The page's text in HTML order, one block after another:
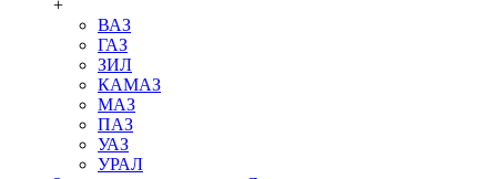
+
ВАЗ
ГАЗ
ЗИЛ
КАМАЗ
МАЗ
ПАЗ
УАЗ
УРАЛ